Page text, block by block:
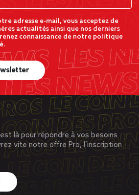
adresse e-mail, vous acceptez de
actualités ainsi que nos derniers
connaissance de notre politique
là pour répondre à vos besoins
vite notre offre Pro, l’inscription